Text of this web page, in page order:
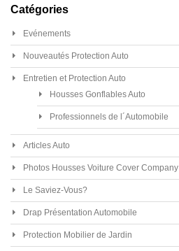
Catégories
Evénements
Nouveautés Protection Auto
Entretien et Protection Auto
Housses Gonflables Auto
Professionnels de l´Automobile
Articles Auto
Photos Housses Voiture Cover Company
Le Saviez-Vous?
Drap Présentation Automobile
Protection Mobilier de Jardin